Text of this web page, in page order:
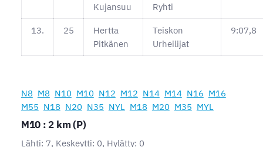
Kujansuu
Ryhti
13. 25
Hertta
Pitkänen
Teiskon
Urheilijat
9:07,8
N8 M8 N10 M10 N12 M12 N14 M14 N16 M16
M55 N18 N20 N35 NYL M18 M20 M35 MYL
M10 : 2 km (P)
Lähti: 7, Keskeytti: 0, Hylätty: 0